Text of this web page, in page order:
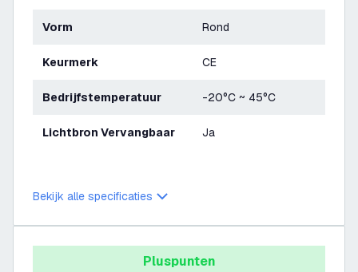
Vorm Rond
Keurmerk CE
Bedrijfstemperatuur -20°C ~ 45°C
Lichtbron Vervangbaar Ja
Bekijk alle specificaties
Pluspunten